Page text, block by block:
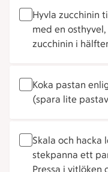
Hyvla zucchinin
med en
zucchinin i
Koka pastan
(spara lite
Skala och hacka
stekpanna ett
Pressa i vitlöken